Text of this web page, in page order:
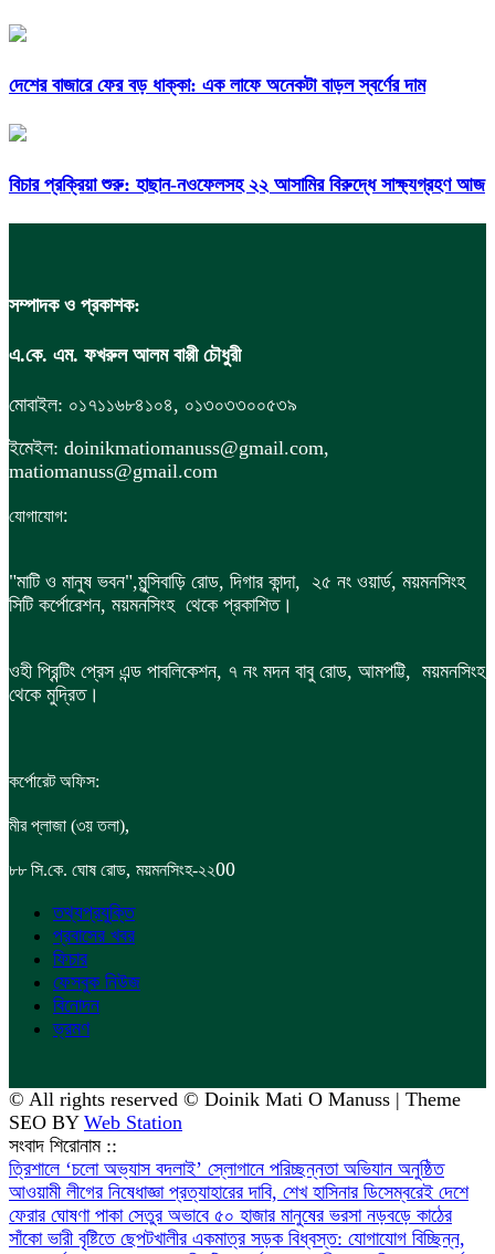
দেশের বাজারে ফের বড় ধাক্কা: এক লাফে অনেকটা বাড়ল স্বর্ণের দাম
বিচার প্রক্রিয়া শুরু: হাছান-নওফেলসহ ২২ আসামির বিরুদ্ধে সাক্ষ্যগ্রহণ আজ
সম্পাদক ও প্রকাশক:
এ.কে. এম. ফখরুল আলম বাপ্পী চৌধুরী
মোবাইল: ০১৭১১৬৮৪১০৪, ০১৩০৩৩০০৫৩৯
ইমেইল: doinikmatiomanuss@gmail.com,
matiomanuss@gmail.com
যোগাযোগ:
"মাটি ও মানুষ ভবন",মুন্সিবাড়ি রোড, দিগার কান্দা, ২৫ নং ওয়ার্ড, ময়মনসিংহ
সিটি কর্পোরেশন, ময়মনসিংহ থেকে প্রকাশিত।
ওহী প্রিন্টিং প্রেস এন্ড পাবলিকেশন, ৭ নং মদন বাবু রোড, আমপট্টি, ময়মনসিংহ
থেকে মুদ্রিত।
কর্পোরেট অফিস:
মীর প্লাজা (৩য় তলা),
৮৮ সি.কে. ঘোষ রোড, ময়মনসিংহ-২২00
তথ্যপ্রযুক্তি
প্রবাসের খবর
ফিচার
ফেসবুক নিউজ
বিনোদন
ভ্রমণ
© All rights reserved © Doinik Mati O Manuss | Theme
SEO BY Web Station
সংবাদ শিরোনাম ::
‎ত্রিশালে ‘চলো অভ্যাস বদলাই’ স্লোগানে পরিচ্ছন্নতা অভিযান অনুষ্ঠিত
আওয়ামী লীগের নিষেধাজ্ঞা প্রত্যাহারের দাবি, শেখ হাসিনার ডিসেম্বরেই দেশে
ফেরার ঘোষণা পাকা সেতুর অভাবে ৫০ হাজার মানুষের ভরসা নড়বড়ে কাঠের
সাঁকো ভারী বৃষ্টিতে ছেপটখালীর একমাত্র সড়ক বিধ্বস্ত: যোগাযোগ বিচ্ছিন্ন,